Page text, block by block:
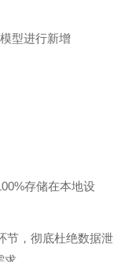
型进行新增
存储在本地设
节，彻底杜绝数据泄